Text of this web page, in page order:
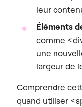
leur
Éléments
comme
une
largeur de
Comprendre
quand utiliser